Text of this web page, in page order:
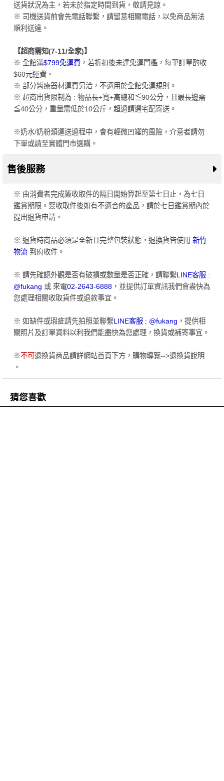
送貨狀況為主，若未於指定時間到貨，敬請見諒。
※ 司機送貨前會先電話聯繫，請留意相關電話，以免商品無法
順利送達。
【超商需知(7-11/全家)】
※ 全館滿$799免運費，若折扣後未達免運門檻，每筆訂單酌收
$60元運費。
※ 部分醫療器材運費另洽，不適用於全館免運規則。
※ 超商出貨限制為 : 物品長+寬+高總和≦90公分，且最長邊需
≦40公分，重量需低於10公斤，超過請選宅配寄送。
※奶水/奶粉類運送過程中，會有輕微凹罐的風險，介意者請勿
下單或請至實體門市選購。
售後服務
※ 由消費者完成簽收取件的隔日開始算起至第七日止，為七日
鑑賞期限。簽收取件後如有不適合的產品，請於七日鑑賞期內於
提出退貨申請。
※ 退貨時商品必須是全新且完整包裝狀態，退換貨皆使用 新竹
物流 到府收件。
※ 請先確認外觀是否有破損或數量是否正確，請聯繫LINE客服 :
@fukang 或 來電02-2643-6888，並提供訂單資訊我們會盡快為
您處理相關收取貨件或退款事宜。
※ 如缺件或瑕疵請先拍照並聯繫LINE客服 : @fukang ，提供相
關照片及訂單資料以利我們能盡快為您處理，換貨或補寄事宜。
※不可 退換貨商品請詳網站首頁下方，購物導覽-->退換貨說明
。
猜您喜歡